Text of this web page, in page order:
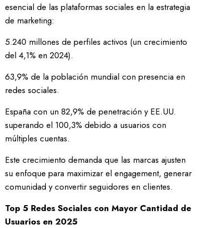
esencial de las plataformas sociales en la estrategia
de marketing:
5.240 millones de perfiles activos (un crecimiento
del 4,1% en 2024).
63,9% de la población mundial con presencia en
redes sociales.
España con un 82,9% de penetración y EE.UU.
superando el 100,3% debido a usuarios con
múltiples cuentas.
Este crecimiento demanda que las marcas ajusten
su enfoque para maximizar el engagement, generar
comunidad y convertir seguidores en clientes.
Top 5 Redes Sociales con Mayor Cantidad de
Usuarios en 2025